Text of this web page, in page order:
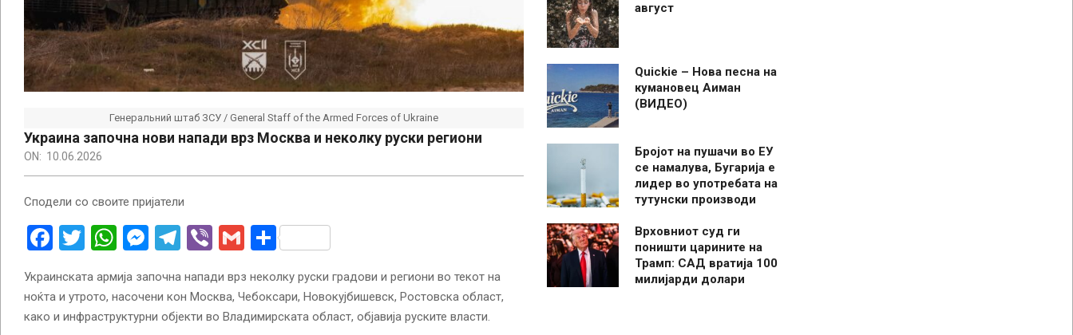
Генеральний штаб ЗСУ / General Staff of the Armed Forces of Ukraine
Украина започна нови напади врз Москва и неколку руски региони
ON: 10.06.2026
Сподели со своите пријатели
Facebook
Twitter
WhatsApp
Messenger
Telegram
ViberGmailShare
Украинската армија започна напади врз неколку руски градови и региони во текот на
ноќта и утрото, насочени кон Москва, Чебоксари, Новокујбишевск, Ростовска област,
како и инфраструктурни објекти во Владимирската област, објавија руските власти.
август
Quickie – Нова песна на
кумановец Аиман
(ВИДЕО)
Бројот на пушачи во ЕУ
се намалува, Бугарија е
лидер во употребата на
тутунски производи
Врховниот суд ги
поништи царините на
Трамп: САД вратија 100
милијарди долари